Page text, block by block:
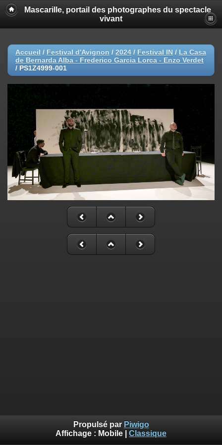
Mascarille, portail des photographes du spectacle
vivant
Accueil / Festival d'Avignon / 2024 / Festival IN / La Casa
de Bernarda Alba - Frederico Garcia Lorca - Enzo Verdet
/ PS1Z4999-001
Propulsé par Piwigo
Affichage : Mobile Classique